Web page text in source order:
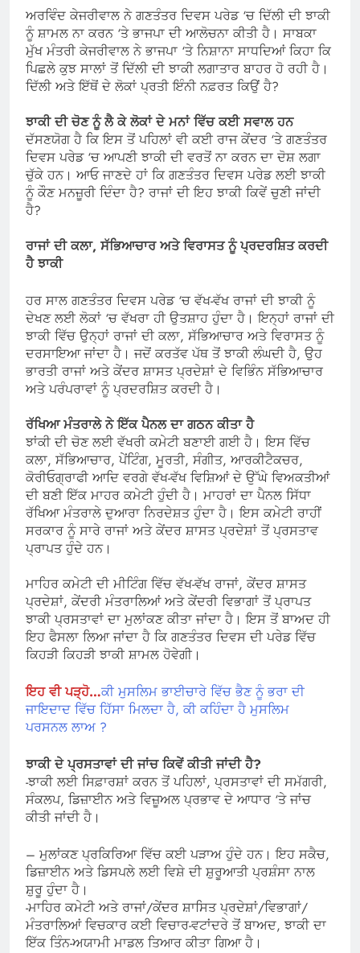
ਅਰਵਿੰਦ ਕੇਜਰੀਵਾਲ ਨੇ ਗਣਤੰਤਰ ਦਿਵਸ ਪਰੇਡ ‘ਚ ਦਿੱਲੀ ਦੀ ਝਾਕੀ
ਨੂੰ ਸ਼ਾਮਲ ਨਾ ਕਰਨ ‘ਤੇ ਭਾਜਪਾ ਦੀ ਆਲੋਚਨਾ ਕੀਤੀ ਹੈ। ਸਾਬਕਾ
ਮੁੱਖ ਮੰਤਰੀ ਕੇਜਰੀਵਾਲ ਨੇ ਭਾਜਪਾ ‘ਤੇ ਨਿਸ਼ਾਨਾ ਸਾਧਦਿਆਂ ਕਿਹਾ ਕਿ
ਪਿਛਲੇ ਕੁਝ ਸਾਲਾਂ ਤੋਂ ਦਿੱਲੀ ਦੀ ਝਾਕੀ ਲਗਾਤਾਰ ਬਾਹਰ ਹੋ ਰਹੀ ਹੈ।
ਦਿੱਲੀ ਅਤੇ ਇੱਥੋਂ ਦੇ ਲੋਕਾਂ ਪ੍ਰਤੀ ਇੰਨੀ ਨਫ਼ਰਤ ਕਿਉਂ ਹੈ?
ਝਾਕੀ ਦੀ ਚੋਣ ਨੂੰ ਲੈ ਕੇ ਲੋਕਾਂ ਦੇ ਮਨਾਂ ਵਿੱਚ ਕਈ ਸਵਾਲ ਹਨ
ਦੱਸਣਯੋਗ ਹੈ ਕਿ ਇਸ ਤੋਂ ਪਹਿਲਾਂ ਵੀ ਕਈ ਰਾਜ ਕੇਂਦਰ ‘ਤੇ ਗਣਤੰਤਰ
ਦਿਵਸ ਪਰੇਡ ‘ਚ ਆਪਣੀ ਝਾਕੀ ਦੀ ਵਰਤੋਂ ਨਾ ਕਰਨ ਦਾ ਦੋਸ਼ ਲਗਾ
ਚੁੱਕੇ ਹਨ। ਆਓ ਜਾਣਦੇ ਹਾਂ ਕਿ ਗਣਤੰਤਰ ਦਿਵਸ ਪਰੇਡ ਲਈ ਝਾਕੀ
ਨੂੰ ਕੌਣ ਮਨਜ਼ੂਰੀ ਦਿੰਦਾ ਹੈ? ਰਾਜਾਂ ਦੀ ਇਹ ਝਾਕੀ ਕਿਵੇਂ ਚੁਣੀ ਜਾਂਦੀ
ਹੈ?
ਰਾਜਾਂ ਦੀ ਕਲਾ, ਸੱਭਿਆਚਾਰ ਅਤੇ ਵਿਰਾਸਤ ਨੂੰ ਪ੍ਰਦਰਸ਼ਿਤ ਕਰਦੀ
ਹੈ ਝਾਕੀ
ਹਰ ਸਾਲ ਗਣਤੰਤਰ ਦਿਵਸ ਪਰੇਡ ‘ਚ ਵੱਖ-ਵੱਖ ਰਾਜਾਂ ਦੀ ਝਾਕੀ ਨੂੰ
ਦੇਖਣ ਲਈ ਲੋਕਾਂ ‘ਚ ਵੱਖਰਾ ਹੀ ਉਤਸ਼ਾਹ ਹੁੰਦਾ ਹੈ। ਇਨ੍ਹਾਂ ਰਾਜਾਂ ਦੀ
ਝਾਕੀ ਵਿੱਚ ਉਨ੍ਹਾਂ ਰਾਜਾਂ ਦੀ ਕਲਾ, ਸੱਭਿਆਚਾਰ ਅਤੇ ਵਿਰਾਸਤ ਨੂੰ
ਦਰਸਾਇਆ ਜਾਂਦਾ ਹੈ। ਜਦੋਂ ਕਰਤੱਵ ਪੱਥ ਤੋਂ ਝਾਕੀ ਲੰਘਦੀ ਹੈ, ਉਹ
ਭਾਰਤੀ ਰਾਜਾਂ ਅਤੇ ਕੇਂਦਰ ਸ਼ਾਸਤ ਪ੍ਰਦੇਸ਼ਾਂ ਦੇ ਵਿਭਿੰਨ ਸੱਭਿਆਚਾਰ
ਅਤੇ ਪਰੰਪਰਾਵਾਂ ਨੂੰ ਪ੍ਰਦਰਸ਼ਿਤ ਕਰਦੀ ਹੈ।
ਰੱਖਿਆ ਮੰਤਰਾਲੇ ਨੇ ਇੱਕ ਪੈਨਲ ਦਾ ਗਠਨ ਕੀਤਾ ਹੈ
ਝਾਂਕੀ ਦੀ ਚੋਣ ਲਈ ਵੱਖਰੀ ਕਮੇਟੀ ਬਣਾਈ ਗਈ ਹੈ। ਇਸ ਵਿੱਚ
ਕਲਾ, ਸੱਭਿਆਚਾਰ, ਪੇਂਟਿੰਗ, ਮੂਰਤੀ, ਸੰਗੀਤ, ਆਰਕੀਟੈਕਚਰ,
ਕੋਰੀਓਗ੍ਰਾਫੀ ਆਦਿ ਵਰਗੇ ਵੱਖ-ਵੱਖ ਵਿਸ਼ਿਆਂ ਦੇ ਉੱਘੇ ਵਿਅਕਤੀਆਂ
ਦੀ ਬਣੀ ਇੱਕ ਮਾਹਰ ਕਮੇਟੀ ਹੁੰਦੀ ਹੈ। ਮਾਹਰਾਂ ਦਾ ਪੈਨਲ ਸਿੱਧਾ
ਰੱਖਿਆ ਮੰਤਰਾਲੇ ਦੁਆਰਾ ਨਿਰਦੇਸ਼ਤ ਹੁੰਦਾ ਹੈ। ਇਸ ਕਮੇਟੀ ਰਾਹੀਂ
ਸਰਕਾਰ ਨੂੰ ਸਾਰੇ ਰਾਜਾਂ ਅਤੇ ਕੇਂਦਰ ਸ਼ਾਸਤ ਪ੍ਰਦੇਸ਼ਾਂ ਤੋਂ ਪ੍ਰਸਤਾਵ
ਪ੍ਰਾਪਤ ਹੁੰਦੇ ਹਨ।
ਮਾਹਿਰ ਕਮੇਟੀ ਦੀ ਮੀਟਿੰਗ ਵਿੱਚ ਵੱਖ-ਵੱਖ ਰਾਜਾਂ, ਕੇਂਦਰ ਸ਼ਾਸਤ
ਪ੍ਰਦੇਸ਼ਾਂ, ਕੇਂਦਰੀ ਮੰਤਰਾਲਿਆਂ ਅਤੇ ਕੇਂਦਰੀ ਵਿਭਾਗਾਂ ਤੋਂ ਪ੍ਰਾਪਤ
ਝਾਕੀ ਪ੍ਰਸਤਾਵਾਂ ਦਾ ਮੁਲਾਂਕਣ ਕੀਤਾ ਜਾਂਦਾ ਹੈ। ਇਸ ਤੋਂ ਬਾਅਦ ਹੀ
ਇਹ ਫੈਸਲਾ ਲਿਆ ਜਾਂਦਾ ਹੈ ਕਿ ਗਣਤੰਤਰ ਦਿਵਸ ਦੀ ਪਰੇਡ ਵਿੱਚ
ਕਿਹੜੀ ਕਿਹੜੀ ਝਾਕੀ ਸ਼ਾਮਲ ਹੋਵੇਗੀ।
ਇਹ ਵੀ ਪੜ੍ਹੋ…ਕੀ ਮੁਸਲਿਮ ਭਾਈਚਾਰੇ ਵਿੱਚ ਭੈਣ ਨੂੰ ਭਰਾ ਦੀ
ਜਾਇਦਾਦ ਵਿੱਚ ਹਿੱਸਾ ਮਿਲਦਾ ਹੈ, ਕੀ ਕਹਿੰਦਾ ਹੈ ਮੁਸਲਿਮ
ਪਰਸਨਲ ਲਾਅ ?
ਝਾਕੀ ਦੇ ਪ੍ਰਸਤਾਵਾਂ ਦੀ ਜਾਂਚ ਕਿਵੇਂ ਕੀਤੀ ਜਾਂਦੀ ਹੈ?
-ਝਾਕੀ ਲਈ ਸਿਫ਼ਾਰਸ਼ਾਂ ਕਰਨ ਤੋਂ ਪਹਿਲਾਂ, ਪ੍ਰਸਤਾਵਾਂ ਦੀ ਸਮੱਗਰੀ,
ਸੰਕਲਪ, ਡਿਜ਼ਾਈਨ ਅਤੇ ਵਿਜ਼ੂਅਲ ਪ੍ਰਭਾਵ ਦੇ ਆਧਾਰ ‘ਤੇ ਜਾਂਚ
ਕੀਤੀ ਜਾਂਦੀ ਹੈ।
– ਮੁਲਾਂਕਣ ਪ੍ਰਕਿਰਿਆ ਵਿੱਚ ਕਈ ਪੜਾਅ ਹੁੰਦੇ ਹਨ। ਇਹ ਸਕੈਚ,
ਡਿਜ਼ਾਈਨ ਅਤੇ ਡਿਸਪਲੇ ਲਈ ਵਿਸ਼ੇ ਦੀ ਸ਼ੁਰੂਆਤੀ ਪ੍ਰਸ਼ੰਸਾ ਨਾਲ
ਸ਼ੁਰੂ ਹੁੰਦਾ ਹੈ।
-ਮਾਹਿਰ ਕਮੇਟੀ ਅਤੇ ਰਾਜਾਂ/ਕੇਂਦਰ ਸ਼ਾਸਿਤ ਪ੍ਰਦੇਸ਼ਾਂ/ਵਿਭਾਗਾਂ/
ਮੰਤਰਾਲਿਆਂ ਵਿਚਕਾਰ ਕਈ ਵਿਚਾਰ-ਵਟਾਂਦਰੇ ਤੋਂ ਬਾਅਦ, ਝਾਕੀ ਦਾ
ਇੱਕ ਤਿੰਨ-ਅਯਾਮੀ ਮਾਡਲ ਤਿਆਰ ਕੀਤਾ ਗਿਆ ਹੈ।